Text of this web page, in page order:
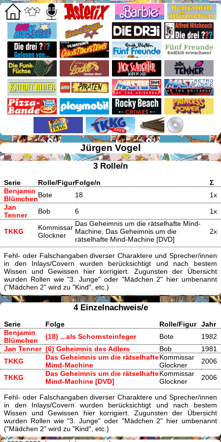
Jürgen Vogel
3 Rolle/n
Serie Rolle/FigurFolge/n
Σ
Benjamin
BlümchenBote 18
1x
Jan
Tenner
Bob 6 1x
TKKG
Kommissar
Glockner
Das Geheimnis um die rätselhafte Mind-
Machine, Das Geheimnis um die
rätselhafte Mind-Machine [DVD]
2x
Fehl- oder Falschangaben diverser Charaktere und Sprecher/innen
in den Inlays/Covern wurden berücksichtigt und nach bestem
Wissen und Gewissen hier korrigiert. Zugunsten der Übersicht
wurden Rollen wie "3. Junge" oder "Mädchen 2" hier umbenannt
("Mädchen 2" wird zu "Kind", etc.)
4 Einzelnachweis/e
Serie Folge Rolle/Figur
Jahr
Benjamin
Blümchen
(18) ...als Schornsteinfeger Bote
1982
Jan Tenner (6) Geheimnis des Adlers Bob
1981
TKKG
Das Geheimnis um die rätselhafte
Mind-Machine
Kommissar
Glockner
2006
TKKG
Das Geheimnis um die rätselhafte
Mind-Machine [DVD]
Kommissar
Glockner
2006
Fehl- oder Falschangaben diverser Charaktere und Sprecher/innen
in den Inlays/Covern wurden berücksichtigt und nach bestem
Wissen und Gewissen hier korrigiert. Zugunsten der Übersicht
wurden Rollen wie "3. Junge" oder "Mädchen 2" hier umbenannt
("Mädchen 2" wird zu "Kind", etc.)